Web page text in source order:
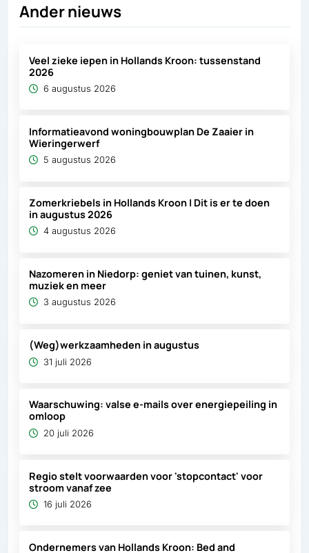
Ander nieuws
Veel zieke iepen in Hollands Kroon: tussenstand
2026
6 augustus 2026
Informatieavond woningbouwplan De Zaaier in
Wieringerwerf
5 augustus 2026
Zomerkriebels in Hollands Kroon | Dit is er te doen
in augustus 2026
4 augustus 2026
Nazomeren in Niedorp: geniet van tuinen, kunst,
muziek en meer
3 augustus 2026
(Weg)werkzaamheden in augustus
31 juli 2026
Waarschuwing: valse e-mails over energiepeiling in
omloop
20 juli 2026
Regio stelt voorwaarden voor 'stopcontact' voor
stroom vanaf zee
16 juli 2026
Ondernemers van Hollands Kroon: Bed and